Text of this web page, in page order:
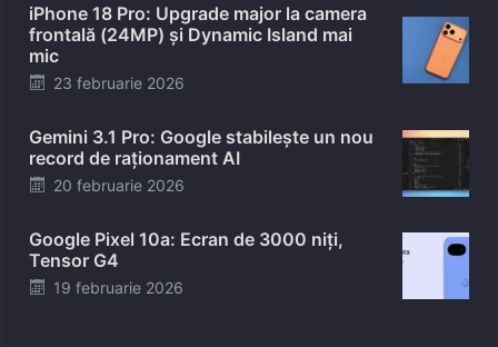
iPhone 18 Pro: Upgrade major la camera
frontală (24MP) și Dynamic Island mai
mic
Posted
23 februarie 2026
Gemini 3.1 Pro: Google stabilește un nou
record de raționament AI
Posted
20 februarie 2026
Google Pixel 10a: Ecran de 3000 niți,
Tensor G4
Posted
19 februarie 2026